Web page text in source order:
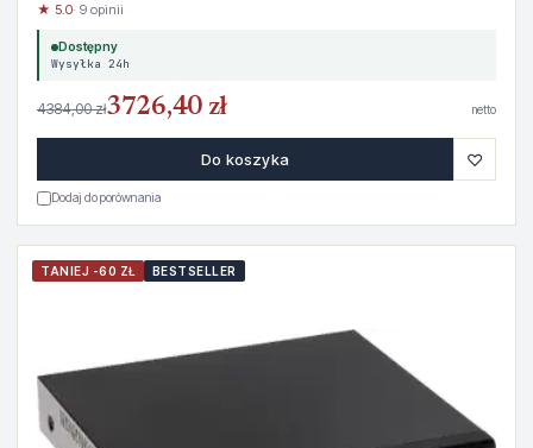
★ 5.0· 9 opinii
Dostępny
Wysyłka 24h
4384,00 zł3726,40 zł netto
Do koszyka ♡
Dodaj do porównania
TANIEJ -60 ZŁ BESTSELLER